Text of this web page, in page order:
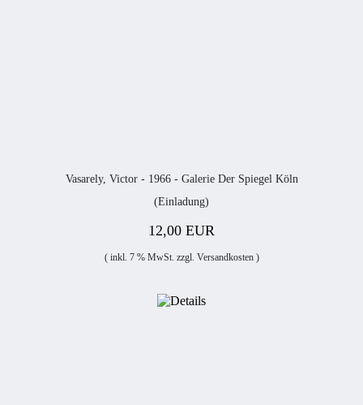
Vasarely, Victor - 1966 - Galerie Der Spiegel Köln
(Einladung)
12,00 EUR
( inkl. 7 % MwSt. zzgl. Versandkosten)